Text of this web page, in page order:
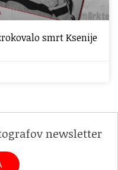
smrt Ksenije
newsletter